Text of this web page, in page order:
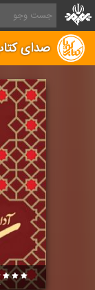
صدای